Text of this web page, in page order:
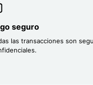
seguro
las transacciones son